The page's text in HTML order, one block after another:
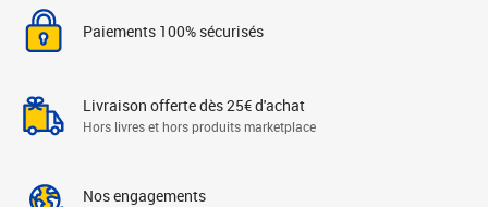
Paiements 100% sécurisés
Livraison offerte dès 25€ d'achat
Hors livres et hors produits marketplace
Nos engagements